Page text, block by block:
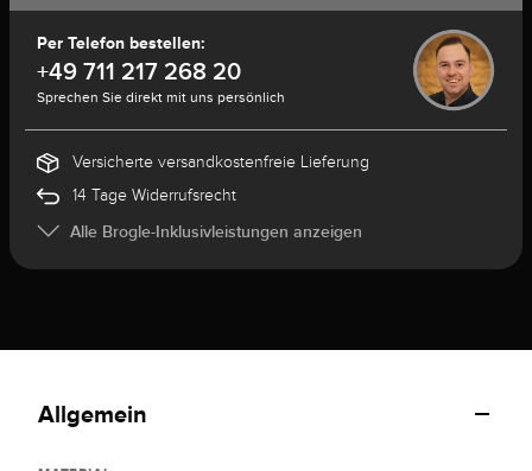
Per Telefon bestellen:
+49 711 217 268 20
Sprechen Sie direkt mit uns persönlich
Versicherte versandkostenfreie Lieferung
14 Tage Widerrufsrecht
Alle Brogle-Inklusivleistungen anzeigen
Allgemein